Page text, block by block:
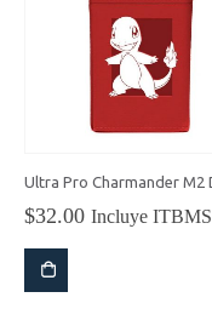
$32.00 Incluye ITBMS